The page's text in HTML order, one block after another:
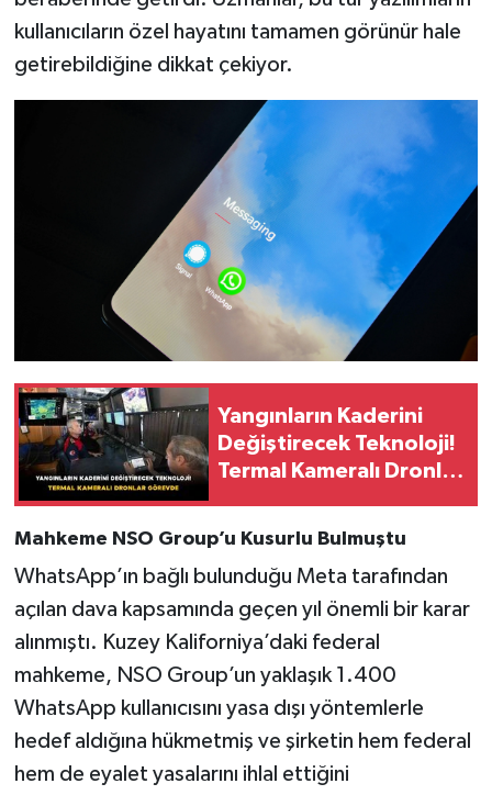
kullanıcıların özel hayatını tamamen görünür hale
getirebildiğine dikkat çekiyor.
Yangınların Kaderini
Değiştirecek Teknoloji!
Termal Kameralı Dronlar
Mahkeme NSO Group’u Kusurlu Bulmuştu
WhatsApp’ın bağlı bulunduğu Meta tarafından
açılan dava kapsamında geçen yıl önemli bir karar
alınmıştı. Kuzey Kaliforniya’daki federal
mahkeme, NSO Group’un yaklaşık 1.400
WhatsApp kullanıcısını yasa dışı yöntemlerle
hedef aldığına hükmetmiş ve şirketin hem federal
hem de eyalet yasalarını ihlal ettiğini